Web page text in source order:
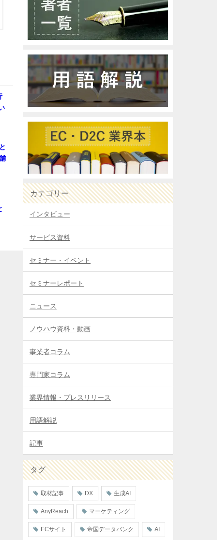
カテゴリー
インタビュー
サービス資料
セミナー・イベント
セミナーレポート
ニュース
ノウハウ資料・動画
事業者コラム
専門家コラム
業界情報・プレスリリース
用語解説
記事
タグ
取材記事 DX 生成AI
AnyReach マーケティング
ECサイト 帝国データバンク AI